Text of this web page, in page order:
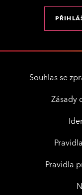
Souhlas se
Zásady
Pravidla